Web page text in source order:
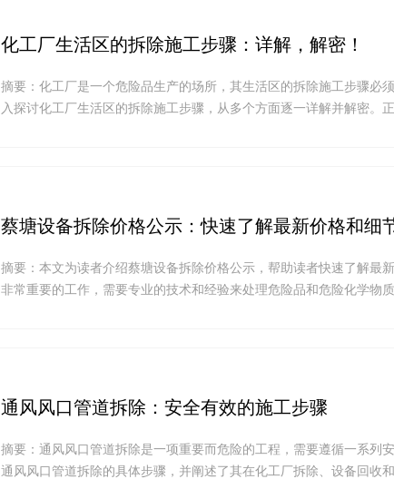
化工厂生活区的拆除施工步骤：详解，解密！
摘要：化工厂是一个危险品生产的场所，其生活区的拆除施工步骤必
入探讨化工厂生活区的拆除施工步骤，从多个方面逐一详解并解密。
蔡塘设备拆除价格公示：快速了解最新价格和细
摘要：本文为读者介绍蔡塘设备拆除价格公示，帮助读者快速了解最
非常重要的工作，需要专业的技术和经验来处理危险品和危险化学物
通风风口管道拆除：安全有效的施工步骤
摘要：通风风口管道拆除是一项重要而危险的工程，需要遵循一系列
通风风口管道拆除的具体步骤，并阐述了其在化工厂拆除、设备回收